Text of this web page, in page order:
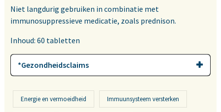
Niet langdurig gebruiken in combinatie met
immunosuppressieve medicatie, zoals prednison.
Inhoud: 60 tabletten
*Gezondheidsclaims
Energie en vermoeidheid Immuunsysteem versterken